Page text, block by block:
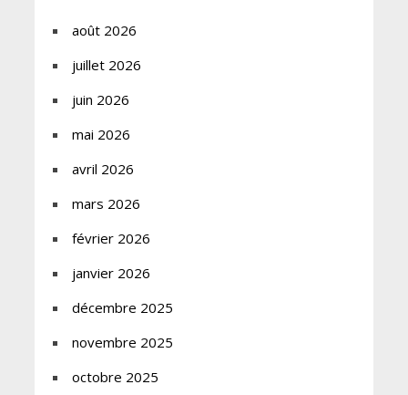
août 2026
juillet 2026
juin 2026
mai 2026
avril 2026
mars 2026
février 2026
janvier 2026
décembre 2025
novembre 2025
octobre 2025